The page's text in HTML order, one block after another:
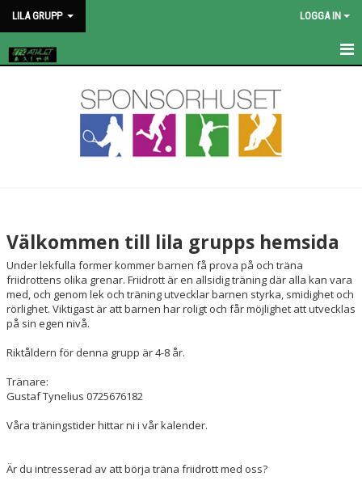
LILA GRUPP LOGGA IN
Välkommen till lila grupps hemsida
Under lekfulla former kommer barnen få prova på och träna
friidrottens olika grenar. Friidrott är en allsidig träning där alla kan vara
med, och genom lek och träning utvecklar barnen styrka, smidighet och
rörlighet. Viktigast är att barnen har roligt och får möjlighet att utvecklas
på sin egen nivå.
Riktåldern för denna grupp är 4-8 år.
Tränare:
Gustaf Tynelius 0725676182
Våra träningstider hittar ni i vår kalender.
Är du intresserad av att börja träna friidrott med oss?